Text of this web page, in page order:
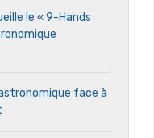
le « 9-Hands
face à